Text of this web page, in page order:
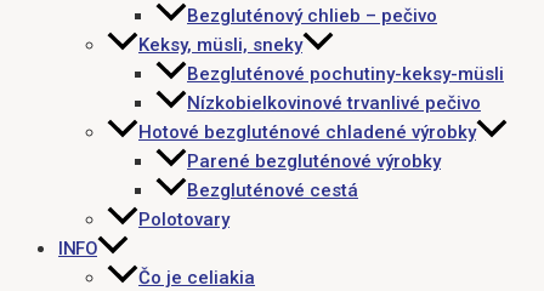
Bezgluténový chlieb – pečivo
Keksy, müsli, sneky
Bezgluténové pochutiny-keksy-müsli
Nízkobielkovinové trvanlivé pečivo
Hotové bezgluténové chladené výrobky
Parené bezgluténové výrobky
Bezgluténové cestá
Polotovary
INFO
Čo je celiakia